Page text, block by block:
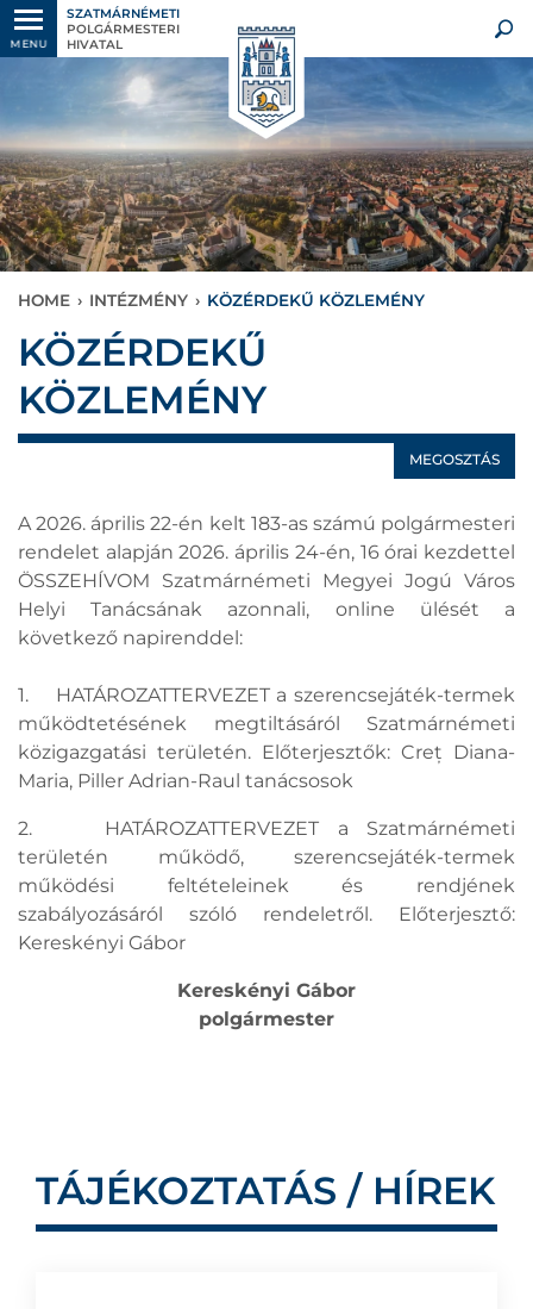
MENU
SZATMÁRNÉMETI
POLGÁRMESTERI
HIVATAL
HOME › INTÉZMÉNY › KÖZÉRDEKŰ KÖZLEMÉNY
KÖZÉRDEKŰ
KÖZLEMÉNY
MEGOSZTÁS
A 2026. április 22-én kelt 183-as számú polgármesteri
rendelet alapján 2026. április 24-én, 16 órai kezdettel
ÖSSZEHÍVOM Szatmárnémeti Megyei Jogú Város
Helyi Tanácsának azonnali, online ülését a
következő napirenddel:
1. HATÁROZATTERVEZET a szerencsejáték-termek
működtetésének megtiltásáról Szatmárnémeti
közigazgatási területén. Előterjesztők: Creț Diana-
Maria, Piller Adrian-Raul tanácsosok
2. HATÁROZATTERVEZET a Szatmárnémeti
területén működő, szerencsejáték-termek
működési feltételeinek és rendjének
szabályozásáról szóló rendeletről. Előterjesztő:
Kereskényi Gábor
Kereskényi Gábor
polgármester
TÁJÉKOZTATÁS / HÍREK